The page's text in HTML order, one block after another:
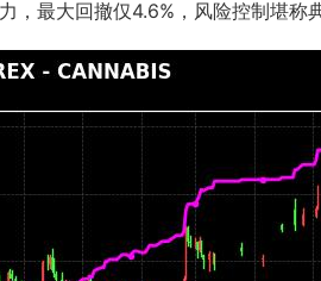
，最大回撤仅4.6%，风险控制堪称